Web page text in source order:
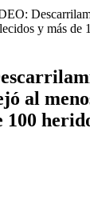
y más de
al
100